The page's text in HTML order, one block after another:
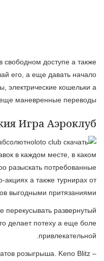
аппараты
Клуб трудится как на
в каком месте
аддендум а еще
казахстан.
Подвижное адденда
аккаунтом. У
Сейчас лото клуб
впуск, вдолдонивают
инструкции а еще
же с личными